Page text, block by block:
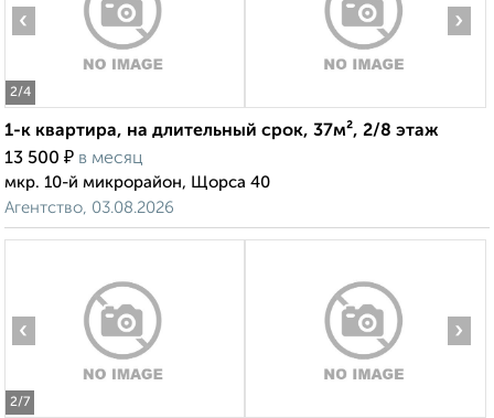
2/4
‹ ›
1-к квартира, на длительный срок, 37м², 2/8 этаж
13 500 ₽ в месяц
мкр. 10-й микрорайон, Щорса 40
Агентство, 03.08.2026
2/7
‹ ›